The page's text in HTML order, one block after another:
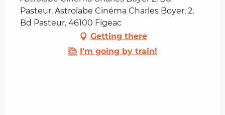
Pasteur, Astrolabe Cinéma Charles Boyer, 2,
Bd Pasteur, 46100 Figeac
Getting there
I'm going by train!